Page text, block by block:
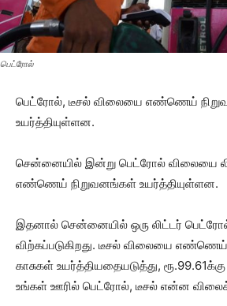
பெட்ரோல்
பெட்ரோல், டீசல் விலையை எண்ணெய்
உயர்த்தியுள்ளன.
சென்னையில் இன்று பெட்ரோல் விலையை
எண்ணெய் நிறுவனங்கள் உயர்த்தியுள்ளன.
இதனால் சென்னையில் ஒரு லிட்டர் பெட்ரோல்
விற்கப்படுகிறது. டீசல் விலையை
காசுகள் உயர்த்தியதையடுத்து, ரூ.99.61க்கு
உங்கள் ஊரில் பெட்ரோல், டீசல் என்ன